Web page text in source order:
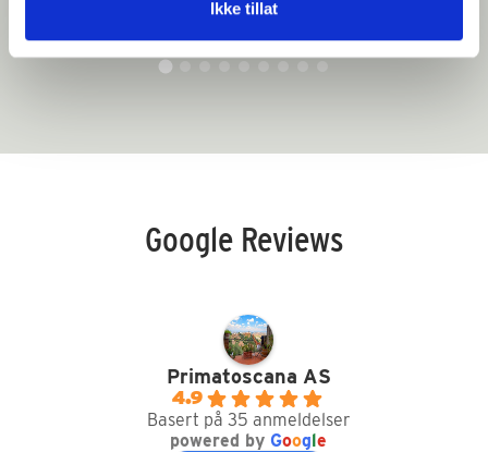
Ikke tillat
Google Reviews
Primatoscana AS
4.9
Basert på 35 anmeldelser
powered by Google